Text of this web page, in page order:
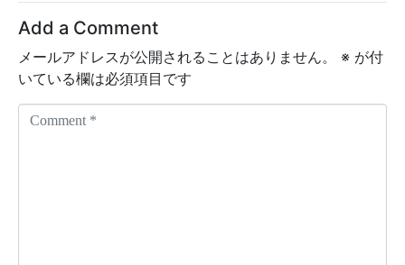
Add a Comment
メールアドレスが公開されることはありません。 ※ が付
いている欄は必須項目です